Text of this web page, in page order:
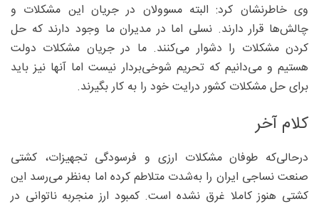
وی خاطرنشان کرد: البته مسوولان در جریان این مشکلات و
چالش‌ها قرار دارند. نسلی اما در مدیران ما وجود دارند که حل
کردن مشکلات را دشوار می‌کنند. ما در جریان مشکلات دولت
هستیم و می‌دانیم که تحریم شوخی‌بردار نیست اما آ‌نها نیز باید
برای حل مشکلات کشور درایت خود را به کار بگیرند.
کلام آخر
درحالی‌که طوفان مشکلات ارزی و فرسودگی تجهیزات، کشتی
صنعت نساجی ایران را به‌شدت متلاطم کرده اما به‌نظر می‌رسد این
کشتی هنوز کاملا غرق نشده است. کمبود ارز منجربه ناتوانی در